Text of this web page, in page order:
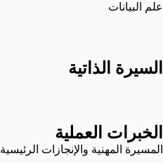
علم البيانات
السيرة الذاتية
الخبرات العملية
المسيرة المهنية والإنجازات الرئيسية